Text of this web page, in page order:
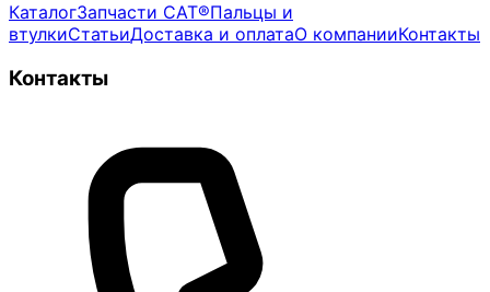
КаталогЗапчасти CAT®Пальцы и
втулкиСтатьиДоставка и оплатаО компанииКонтакты
Контакты